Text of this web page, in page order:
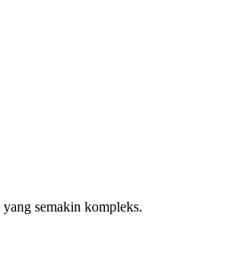
semakin kompleks.